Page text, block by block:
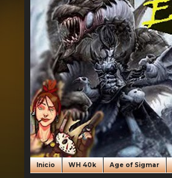
Inicio WH 40k Age of Sigmar